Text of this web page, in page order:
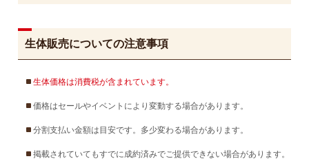
生体販売についての注意事項
生体価格は消費税が含まれています。
価格はセールやイベントにより変動する場合があります。
分割支払い金額は目安です。多少変わる場合があります。
掲載されていてもすでに成約済みでご提供できない場合があります。